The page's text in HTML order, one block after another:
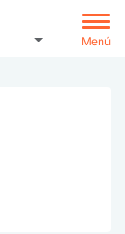
Menú